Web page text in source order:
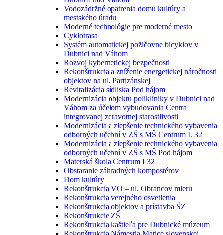
Vodozádržné opatrenia domu kultúry a
mestského úradu
Moderné technológie pre moderné mesto
Cyklotrasa
Systém automatickej požičovne bicyklov v
Dubnici nad Váhom
Rozvoj kybernetickej bezpečnosti
Rekonštrukcia a zníženie energetickej náročnosti
objektov na ul. Partizánskej
Revitalizácia sídliska Pod hájom
Modernizácia objektu polikliniky v Dubnici nad
Váhom za účelom vybudovania Centra
integrovanej zdravotnej starostlivosti
Modernizácia a zlepšenie technického vybavenia
odborných učební v ZŠ s MŠ Centrum I. 32
Modernizácia a zlepšenie technického vybavenia
odborných učební v ZŠ s MŠ Pod hájom
Materská škola Centrum I 32
Obstaranie záhradných kompostérov
Dom kultúry
Rekonštrukcia VO – ul. Obrancov mieru
Rekonštrukcia verejného osvetlenia
Rekonštrukcia objektov a prístavba ŠZ
Rekonštrukcie ZŠ
Rekonštrukcia kaštieľa pre Dubnické múzeum